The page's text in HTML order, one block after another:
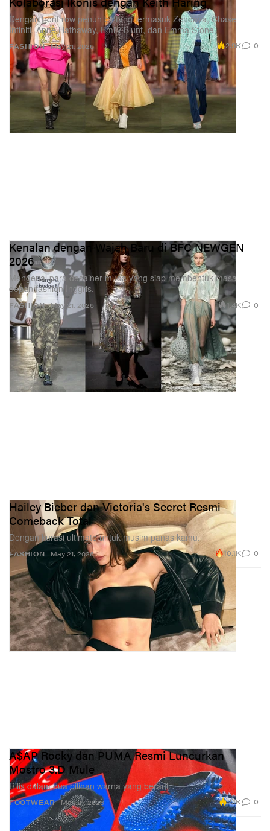
FASHION
Dengan front row penuh bintang termasuk Zendaya, Chase
Infiniti, Anne Hathaway, Emily Blunt, dan Emma Stone.
May 21, 2026 2.9K 0
FASHION
Kenalan dengan Wajah Baru di BFC NEWGEN
2026
Mengenal para desainer muda yang siap membentuk masa
depan fashion Inggris.
May 21, 2026 1.4K 0
FASHION
Hailey Bieber dan Victoria's Secret Resmi
Comeback Total
Dengan kurasi ultimate untuk musim panas kamu.
May 21, 2026 10.1K 0
FOOTWEAR
A$AP Rocky dan PUMA Resmi Luncurkan
Mostro 3.D Mule
Rilis dalam dua pilihan warna yang berani.
May 21, 2026 2.1K 0